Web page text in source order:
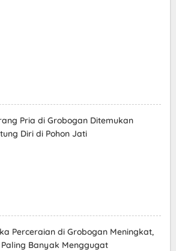
Pria di Grobogan Ditemukan
Diri di Pohon Jati
Perceraian di Grobogan Meningkat,
Banyak Menggugat